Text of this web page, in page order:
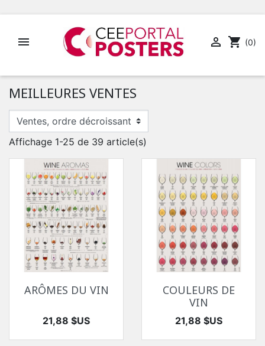
  shopping_cart (0)
MEILLEURES VENTES
Affichage 1-25 de 39 article(s)
ARÔMES DU VIN
Prix
21,88 $US
COULEURS DE
VIN
Prix
21,88 $US